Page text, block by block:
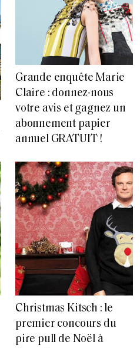
Grande enquête Marie
Claire : donnez-nous
votre avis et gagnez un
abonnement papier
annuel GRATUIT !
Christmas Kitsch : le
premier concours du
pire pull de Noël à